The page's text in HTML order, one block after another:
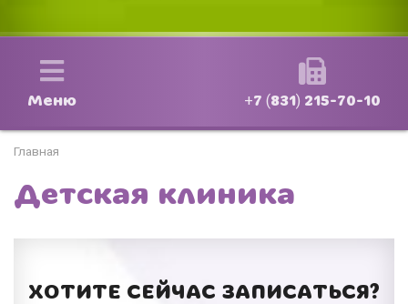
Меню +7 (831) 215-70-10
Главная
Детская клиника
ХОТИТЕ СЕЙЧАС ЗАПИСАТЬСЯ?